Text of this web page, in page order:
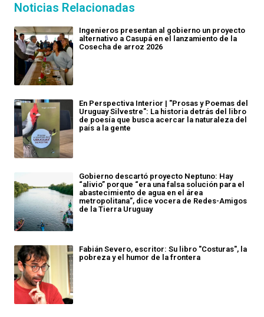
Noticias Relacionadas
Ingenieros presentan al gobierno un proyecto
alternativo a Casupá en el lanzamiento de la
Cosecha de arroz 2026
En Perspectiva Interior | "Prosas y Poemas del
Uruguay Silvestre": La historia detrás del libro
de poesía que busca acercar la naturaleza del
país a la gente
Gobierno descartó proyecto Neptuno: Hay
“alivio” porque “era una falsa solución para el
abastecimiento de agua en el área
metropolitana”, dice vocera de Redes-Amigos
de la Tierra Uruguay
Fabián Severo, escritor: Su libro "Costuras", la
pobreza y el humor de la frontera